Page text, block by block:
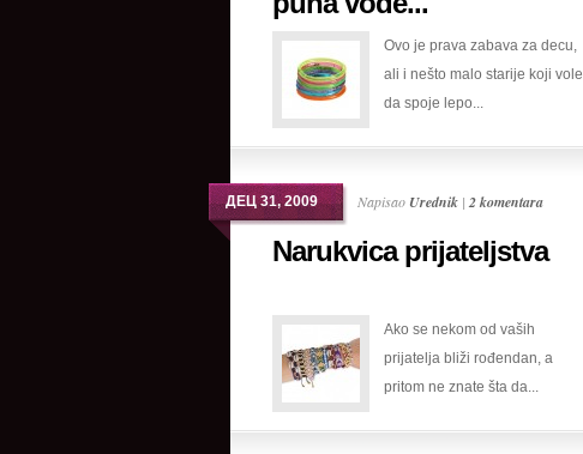
Ovo je prava zabava za decu,
ali i nešto malo starije koji vole
da spoje lepo...
ДЕЦ 31, 2009 Napisao Urednik | 2 komentara
Narukvica prijateljstva
Ako se nekom od vaših
prijatelja bliži rođendan, a
pritom ne znate šta da...